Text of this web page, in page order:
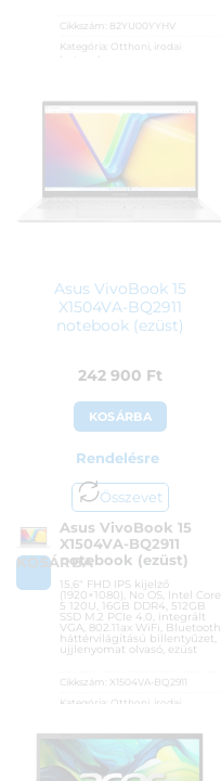
Cikkszám: 82YU00YYHV
Kategória: Otthoni, irodai
Garanciaidő:36 hónap
ÁFA:
Azonosító: 47776
200 900Ft
Asus VivoBook 15
X1504VA-BQ2911
notebook (ezüst)
242 900 Ft
KOSÁRBA
Rendelésre
Összevet
KOSÁRBA
Asus VivoBook 15
X1504VA-BQ2911
notebook (ezüst)
15,6″ FHD IPS kijelző
(1920×1080), No OS, Intel Core
5 120U, 16GB DDR4, 512GB
SSD M.2 PCIe 4.0, integrált
VGA, 802.11ax WiFi, Bluetooth,
háttérvilágítású billentyűzet,
ujjlenyomat olvasó, ezüst
Cikkszám: X1504VA-BQ2911
Kategória:
Otthoni, irodai
Gyártó:Asus
Garanciaidő:
36 hónap
ÁFA:27%